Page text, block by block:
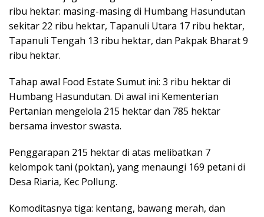
ribu hektar: masing-masing di Humbang Hasundutan
sekitar 22 ribu hektar, Tapanuli Utara 17 ribu hektar,
Tapanuli Tengah 13 ribu hektar, dan Pakpak Bharat 9
ribu hektar.
Tahap awal Food Estate Sumut ini: 3 ribu hektar di
Humbang Hasundutan. Di awal ini Kementerian
Pertanian mengelola 215 hektar dan 785 hektar
bersama investor swasta.
Penggarapan 215 hektar di atas melibatkan 7
kelompok tani (poktan), yang menaungi 169 petani di
Desa Riaria, Kec Pollung.
Komoditasnya tiga: kentang, bawang merah, dan